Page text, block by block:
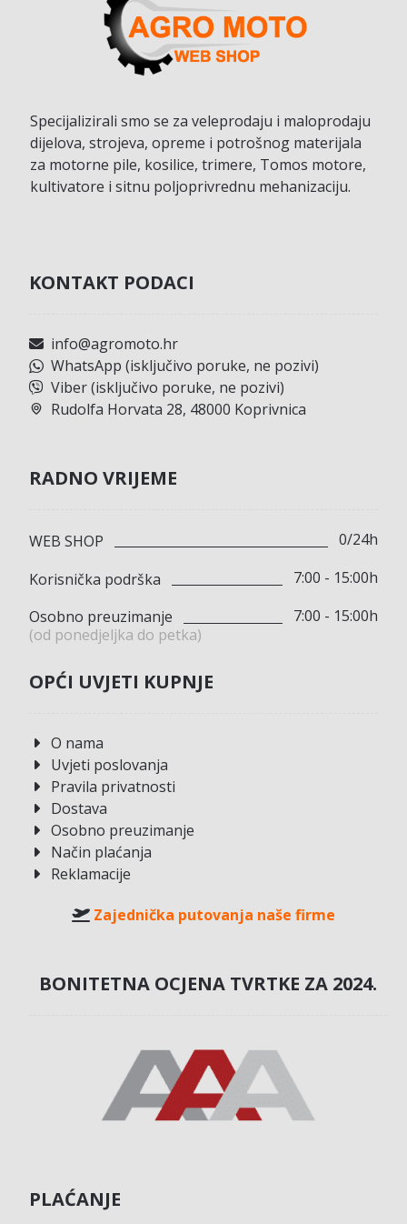
Specijalizirali smo se za veleprodaju i maloprodaju
dijelova, strojeva, opreme i potrošnog materijala
za motorne pile, kosilice, trimere, Tomos motore,
kultivatore i sitnu poljoprivrednu mehanizaciju.
KONTAKT PODACI
info@agromoto.hr
WhatsApp (isključivo poruke, ne pozivi)
Viber (isključivo poruke, ne pozivi)
Rudolfa Horvata 28, 48000 Koprivnica
RADNO VRIJEME
WEB SHOP
0/24h
Korisnička podrška
7:00 - 15:00h
Osobno preuzimanje
(od ponedjeljka do petka)
7:00 - 15:00h
OPĆI UVJETI KUPNJE
O nama
Uvjeti poslovanja
Pravila privatnosti
Dostava
Osobno preuzimanje
Način plaćanja
Reklamacije
Zajednička putovanja naše firme
BONITETNA OCJENA TVRTKE ZA 2024.
PLAĆANJE